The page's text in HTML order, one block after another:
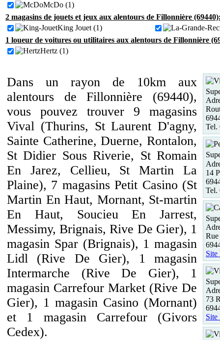
McDo (1)
2 magasins de jouets et jeux aux alentours de Fillonnière
King Jouet (1)
1 loueur de voitures ou utilitaires aux alentours de Fillonnière
Hertz (1)
Dans un rayon de 10km aux
alentours de Fillonnière (69440),
vous pouvez trouver 9 magasins
Vival (Thurins, St Laurent D'agny,
Sainte Catherine, Duerne, Rontalon,
St Didier Sous Riverie, St Romain
En Jarez, Cellieu, St Martin La
Plaine), 7 magasins Petit Casino (St
Martin En Haut, Mornant, St-martin
En Haut, Soucieu En Jarrest,
Messimy, Brignais, Rive De Gier), 1
magasin Spar (Brignais), 1 magasin
Lidl (Rive De Gier), 1 magasin
Intermarche (Rive De Gier), 1
magasin Carrefour Market (Rive De
Gier), 1 magasin Casino (Mornant)
et 1 magasin Carrefour (Givors
Cedex).
Tel.
14
Tel.
Site
73
Site